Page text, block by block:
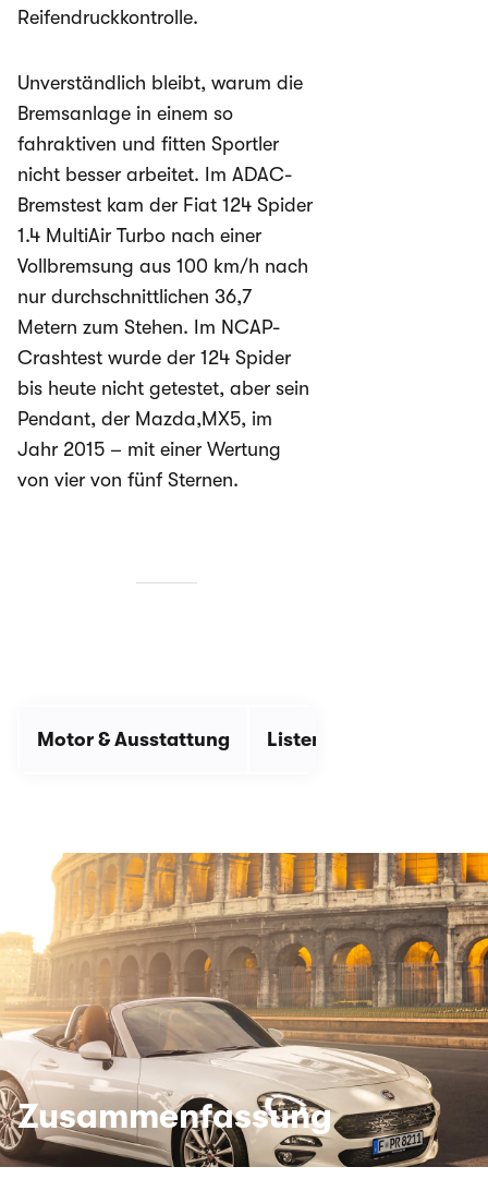
Reifendruckkontrolle.
Unverständlich bleibt, warum die
Bremsanlage in einem so
fahraktiven und fitten Sportler
nicht besser arbeitet. Im ADAC-
Bremstest kam der Fiat 124 Spider
1.4 MultiAir Turbo nach einer
Vollbremsung aus 100 km/h nach
nur durchschnittlichen 36,7
Metern zum Stehen. Im NCAP-
Crashtest wurde der 124 Spider
bis heute nicht getestet, aber sein
Pendant, der Mazda,MX5, im
Jahr 2015 – mit einer Wertung
von vier von fünf Sternen.
Motor & Ausstattung Listenpreis
Zusammenfassung